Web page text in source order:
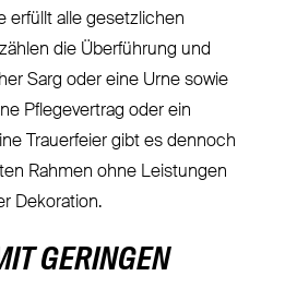
erfüllt alle gesetzlichen
die Überführung und
Sarg oder eine Urne sowie
Pflegevertrag oder ein
Trauerfeier gibt es dennoch
Rahmen ohne Leistungen
Dekoration.
GERINGEN